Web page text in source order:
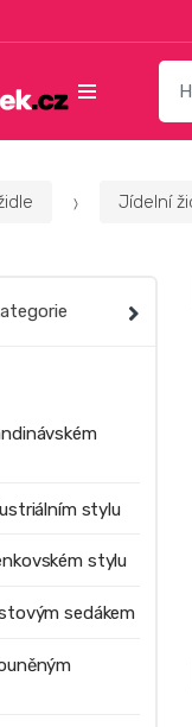
Jídelní
stylu
stylu
sedákem